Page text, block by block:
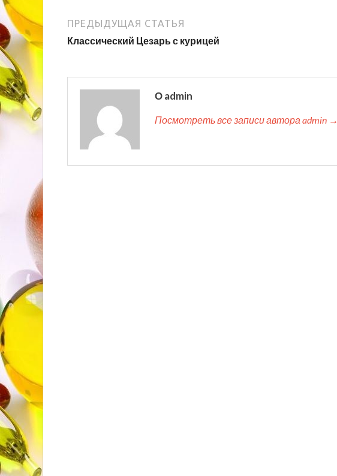
ПРЕДЫДУЩАЯ СТАТЬЯ
Классический Цезарь с курицей
О admin
Посмотреть все записи автора admin →